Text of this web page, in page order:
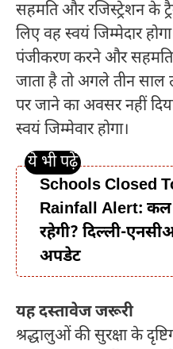
सहमति और रजिस्ट्रेशन के
लिए वह स्वयं जिम्मेदार
पंजीकरण करने और सहमति
जाता है तो अगले तीन साल
पर जाने का अवसर नहीं
स्वयं जिम्मेवार होगा।
Schools Closed
Rainfall Alert: कल
रहेगी? दिल्ली-
अपडेट
यह दस्तावेज जरूरी
श्रद्धालुओं की सुरक्षा के